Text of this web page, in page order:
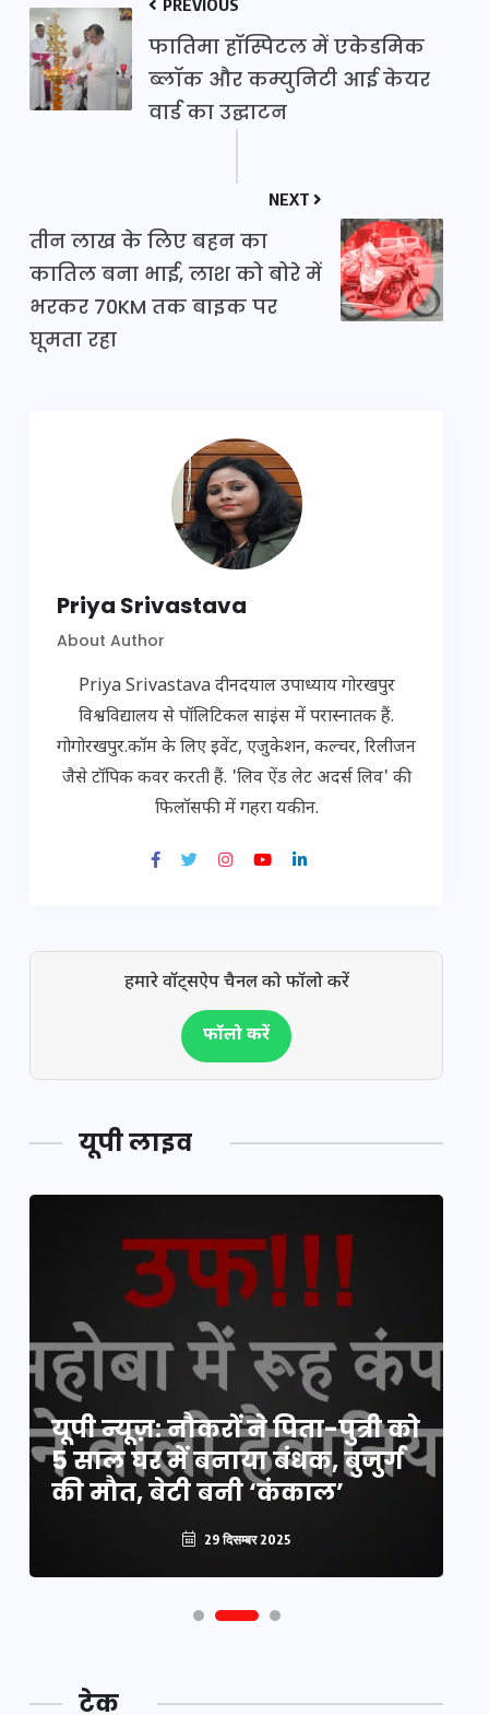
PREVIOUS
फातिमा हॉस्पिटल में एकेडमिक
ब्लॉक और कम्युनिटी आई केयर
वार्ड का उद्घाटन
NEXT
तीन लाख के लिए बहन का
कातिल बना भाई, लाश को बोरे में
भरकर 70KM तक बाइक पर
घूमता रहा
Priya Srivastava
About Author
Priya Srivastava दीनदयाल उपाध्याय गोरखपुर
विश्वविद्यालय से पॉलिटिकल साइंस में परास्नातक हैं.
गोगोरखपुर.कॉम के लिए इवेंट, एजुकेशन, कल्चर, रिलीजन
जैसे टॉपिक कवर करती हैं. 'लिव ऐंड लेट अदर्स लिव' की
फिलॉसफी में गहरा यकीन.
हमारे वॉट्सऐप चैनल को फॉलो करें
फॉलो करें
यूपी लाइव
यूपी न्यूज़: नौकरों ने पिता-पुत्री को
5 साल घर में बनाया बंधक, बुजुर्ग
की मौत, बेटी बनी ‘कंकाल’
29 दिसम्बर 2025
टेक